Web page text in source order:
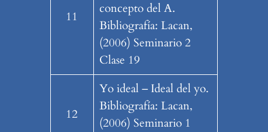
11
concepto del A.
Bibliografía: Lacan,
(2006) Seminario 2
Clase 19
12
Yo ideal – Ideal del yo.
Bibliografía: Lacan,
(2006) Seminario 1